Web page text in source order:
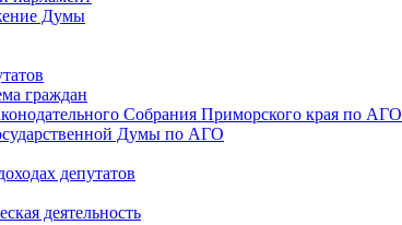
Думы
граждан
Собрания Приморского края по АГО
Думы по АГО
депутатов
деятельность